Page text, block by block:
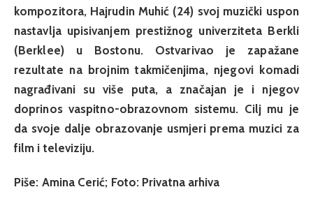
kompozitora, Hajrudin Muhić (24) svoj muzički uspon
nastavlja upisivanjem prestižnog univerziteta Berkli
(Berklee) u Bostonu. Ostvarivao je zapažane
rezultate na brojnim takmičenjima, njegovi komadi
nagrađivani su više puta, a značajan je i njegov
doprinos vaspitno-obrazovnom sistemu. Cilj mu je
da svoje dalje obrazovanje usmjeri prema muzici za
film i televiziju.
Piše: Amina Cerić; Foto: Privatna arhiva